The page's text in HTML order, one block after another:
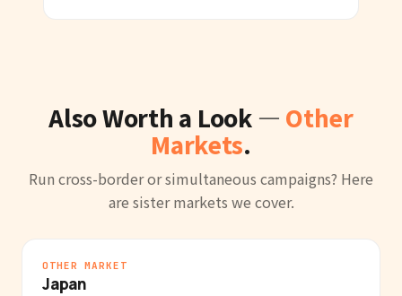
Also Worth a Look — Other
Markets.
Run cross-border or simultaneous campaigns? Here
are sister markets we cover.
OTHER MARKET
Japan